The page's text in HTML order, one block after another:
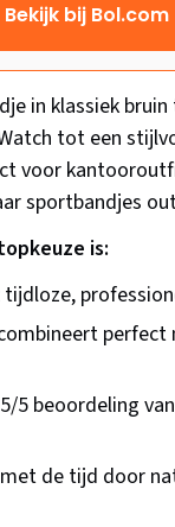
Bekijk bij Bol.com
in klassiek
tot een
voor
sportbandjes
is:
tijdloze,
perfect
5 beoordeling
de tijd door